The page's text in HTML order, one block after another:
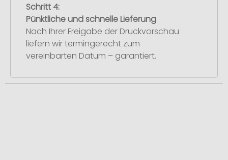
Schritt 4:
Pünktliche und schnelle Lieferung
Nach Ihrer Freigabe der Druckvorschau
liefern wir termingerecht zum
vereinbarten Datum – garantiert.